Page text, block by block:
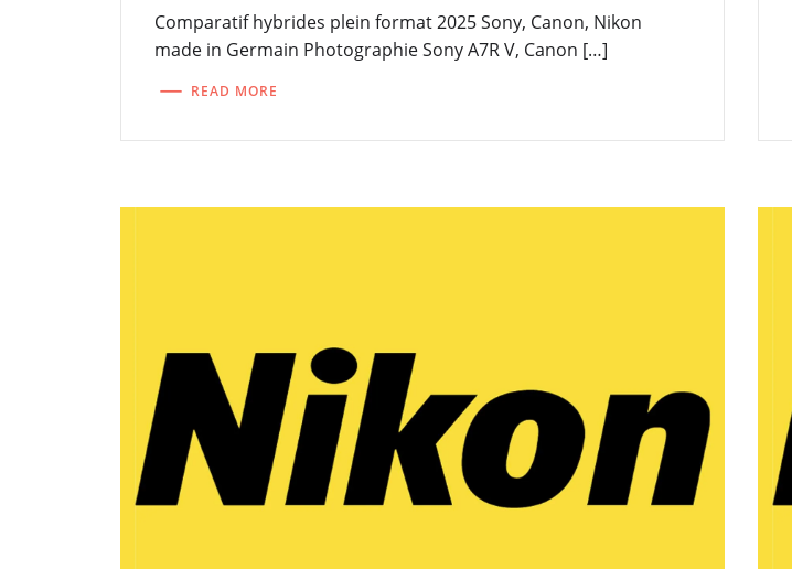
Comparatif hybrides plein format 2025 Sony, Canon, Nikon
made in Germain Photographie Sony A7R V, Canon […]
READ MORE